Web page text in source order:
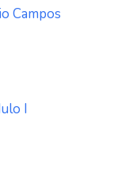
Campos
I